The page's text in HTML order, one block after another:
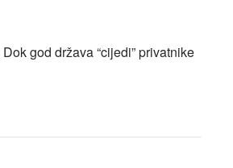
god država “cijedi” privatnike